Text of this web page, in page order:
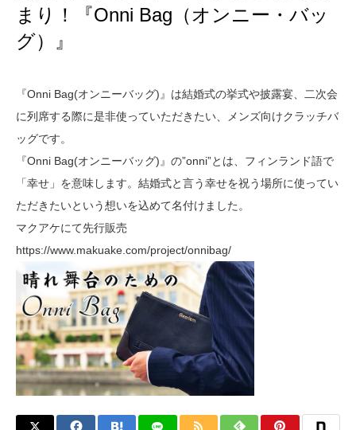
まり！『Onni Bag（オンニー・バッ
グ）』
『Onni Bag(オンニーバッグ)』は結婚式の挙式や披露宴、二次会
に列席する際に是非使っていただきたい、メンズ向けクラッチバ
ッグです。
『Onni Bag(オンニーバッグ)』の”onni”とは、フィンランド語で
「幸せ 」を意味します。結婚式と言う幸せを祝う場所に使ってい
ただきたいという想いを込めて名付けました。
マクアケにて先行販売
https://www.makuake.com/project/onnibag/